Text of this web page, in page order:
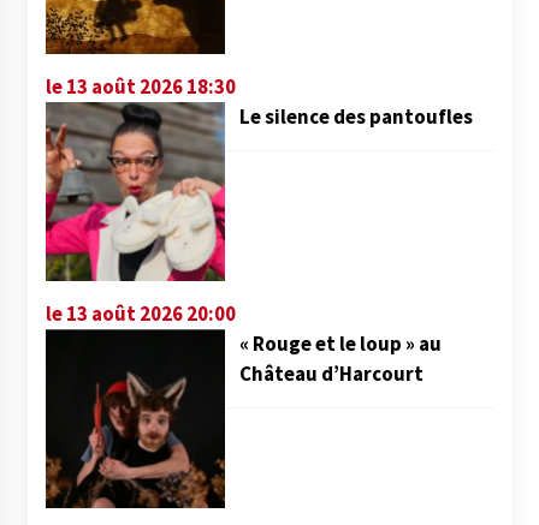
le 13 août 2026 18:30
Le silence des pantoufles
le 13 août 2026 20:00
« Rouge et le loup » au
Château d’Harcourt